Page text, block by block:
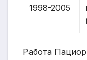
1998-2005
Работа